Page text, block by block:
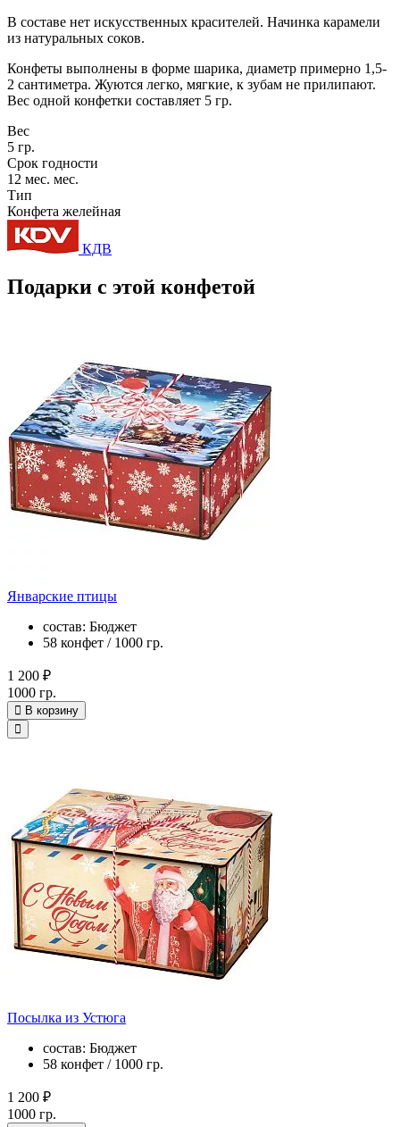
В составе нет искусственных красителей. Начинка карамели
из натуральных соков.
Конфеты выполнены в форме шарика, диаметр примерно 1,5-
2 сантиметра. Жуются легко, мягкие, к зубам не прилипают.
Вес одной конфетки составляет 5 гр.
Вес
5 гр.
Срок годности
12 мес. мес.
Тип
Конфета желейная
КДВ
Подарки с этой конфетой
Январские птицы
состав: Бюджет
58 конфет / 1000 гр.
1 200 ₽
1000 гр.
В корзину
Посылка из Устюга
состав: Бюджет
58 конфет / 1000 гр.
1 200 ₽
1000 гр.